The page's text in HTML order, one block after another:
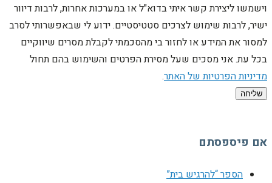
וישמשו ליצירת קשר איתי בדוא"ל או במערכות אחרות, לרבות דיוור
ישיר, לרבות שימוש לצרכים סטטיסטיים. ידוע לי שבאפשרותי לסרב
למסור את המידע או לחזור בי מהסכמתי לקבלת מסרים שיווקיים
בכל עת. אני מסכים שעל מסירת הפרטים והשימוש בהם תחול
מדיניות הפרטיות של האתר.
שליחה
אם פיספסתם
הספר “להרגיש בית”